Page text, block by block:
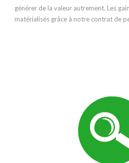
générer de la valeur autrement. Les
matérialisés grâce à notre contrat de